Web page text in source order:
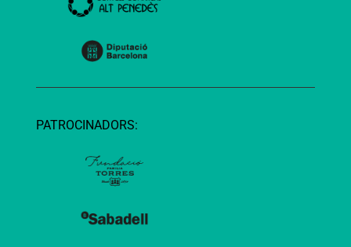
PATROCINADORS: